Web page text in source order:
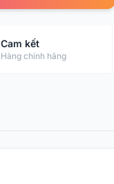
Cam kết
Hàng chính hãng